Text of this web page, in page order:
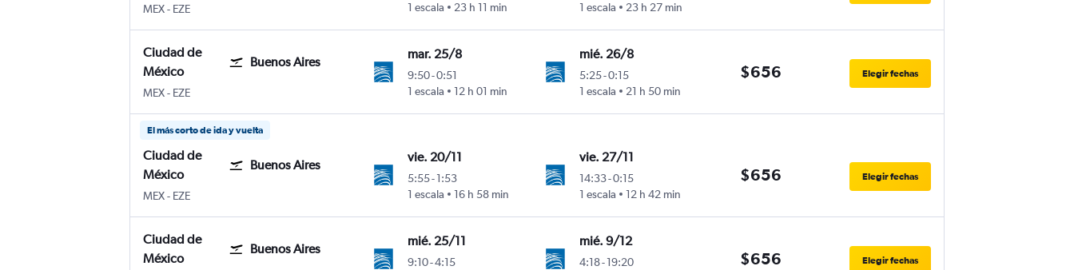
MEX- EZE
1 escala
23 h 11 min
1 escala
23 h 27 min
Ciudad de
México
Buenos Aires
MEX- EZE
mar. 25/8
9:50-0:51
1 escala
12 h 01 min
mié. 26/8
5:25-0:15
1 escala
21 h 50 min
$656 Elegir fechas
El más corto de ida y vuelta
Ciudad de
México
Buenos Aires
MEX- EZE
vie. 20/11
5:55-1:53
1 escala
16 h 58 min
vie. 27/11
14:33-0:15
1 escala
12 h 42 min
$656 Elegir fechas
Ciudad de
México
Buenos Aires
mié. 25/11
9:10-4:15
mié. 9/12
4:18-19:20
$656 Elegir fechas